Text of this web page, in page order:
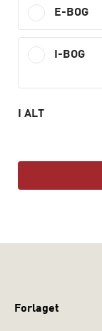
Politics, CBS.
E-BOG
I-BOG
I ALT
Forlaget